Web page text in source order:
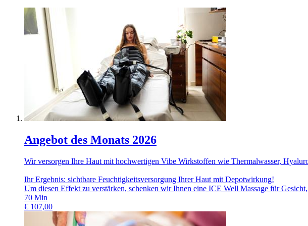
Angebot des Monats 2026
Wir versorgen Ihre Haut mit hochwertigen Vibe Wirkstoffen wie Thermalwasser,
Ihr Ergebnis: sichtbare Feuchtigkeitsversorgung Ihrer Haut mit Depotwirkung!
Um diesen Effekt zu verstärken, schenken wir Ihnen eine ICE Well Massage für
70 Min
€ 107,00